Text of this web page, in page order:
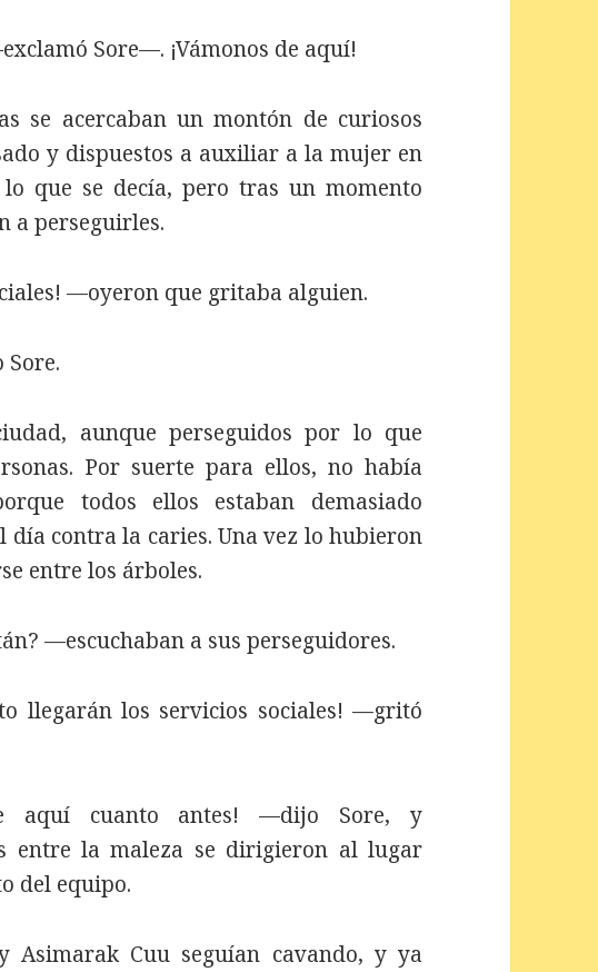
Sore—. ¡Vámonos de aquí!
se acercaban un montón de curiosos
y dispuestos a auxiliar a la mujer en
lo que se decía, pero tras un momento
a perseguirles.
—oyeron que gritaba alguien.
aunque perseguidos por lo que
Por suerte para ellos, no había
todos ellos estaban demasiado
día contra la caries. Una vez lo hubieron
entre los árboles.
—escuchaban a sus perseguidores.
llegarán los servicios sociales! —gritó
aquí cuanto antes! —dijo Sore, y
entre la maleza se dirigieron al lugar
del equipo.
Asimarak Cuu seguían cavando, y ya